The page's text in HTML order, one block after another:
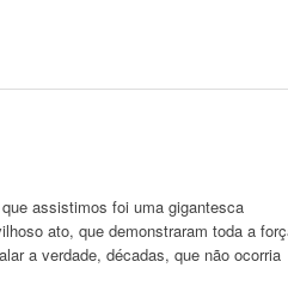
assistimos foi uma gigantesca
ato, que demonstraram toda a
a verdade, décadas, que não ocorria